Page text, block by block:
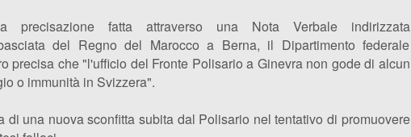
precisazione fatta attraverso una Nota Verbale indirizzata
del Regno del Marocco a Berna, il Dipartimento federale
precisa che "l'ufficio del Fronte Polisario a Ginevra non gode di alcun
o immunità in Svizzera".
di una nuova sconfitta subita dal Polisario nel tentativo di promuovere